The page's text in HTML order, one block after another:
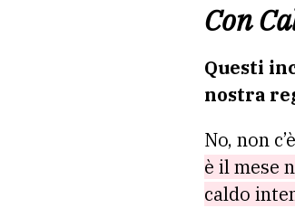
Con
Questi
nostra
No, non
è il mese
caldo